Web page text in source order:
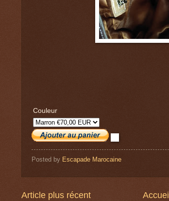
Couleur
Posted by Escapade Marocaine
Article plus récent Accueil